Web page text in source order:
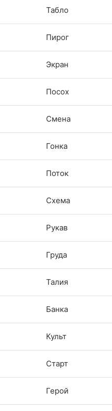
Табло
Пирог
Экран
Посох
Смена
Гонка
Поток
Схема
Рукав
Груда
Талия
Банка
Культ
Старт
Герой